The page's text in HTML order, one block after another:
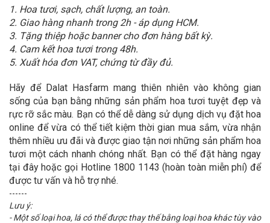
1. Hoa tươi, sạch, chất lượng, an toàn.
2. Giao hàng nhanh trong 2h - áp dụng HCM.
3. Tặng thiệp hoặc banner cho đơn hàng bất kỳ.
4. Cam kết hoa tươi trong 48h.
5. Xuất hóa đơn VAT, chứng từ đầy đủ.
Hãy để Dalat Hasfarm mang thiên nhiên vào không gian
sống của bạn bằng những sản phẩm hoa tươi tuyệt đẹp và
rực rỡ sắc màu. Bạn có thể dễ dàng sử dụng dịch vụ đặt hoa
online để vừa có thể tiết kiệm thời gian mua sắm, vừa nhận
thêm nhiều ưu đãi và được giao tận nơi những sản phẩm hoa
tươi một cách nhanh chóng nhất. Bạn có thể đặt hàng ngay
tại đây hoặc gọi Hotline 1800 1143 (hoàn toàn miễn phí) để
được tư vấn và hỗ trợ nhé.
------
Lưu ý:
- Một số loại hoa, lá có thể được thay thế bằng loại hoa khác tùy vào